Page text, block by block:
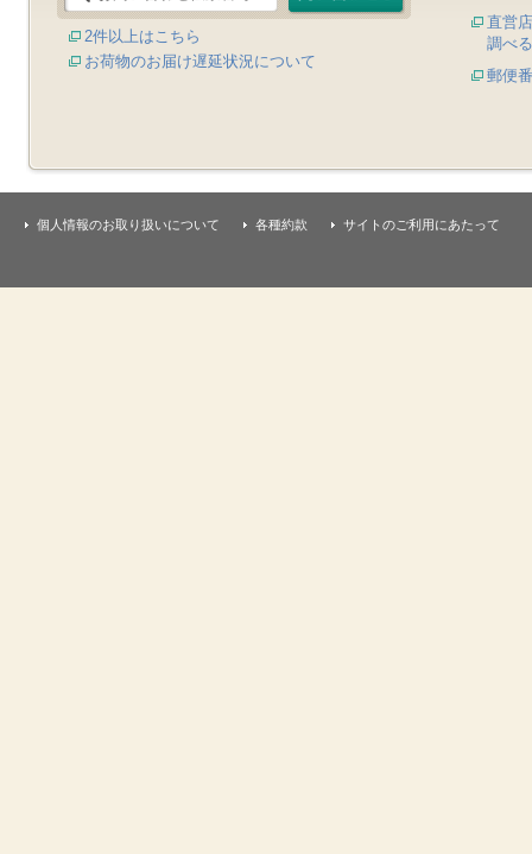
2件以上はこちら
お荷物のお届け遅延状況について
直営
調べる
郵便
個人情報のお取り扱いについて 各種約款 サイトのご利用にあたって